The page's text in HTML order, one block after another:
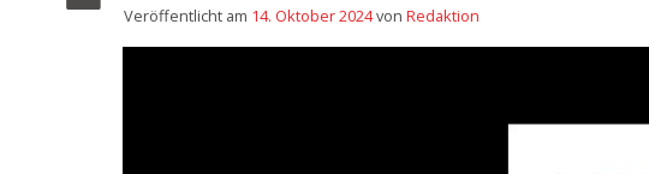
Veröffentlicht am 14. Oktober 2024von Redaktion